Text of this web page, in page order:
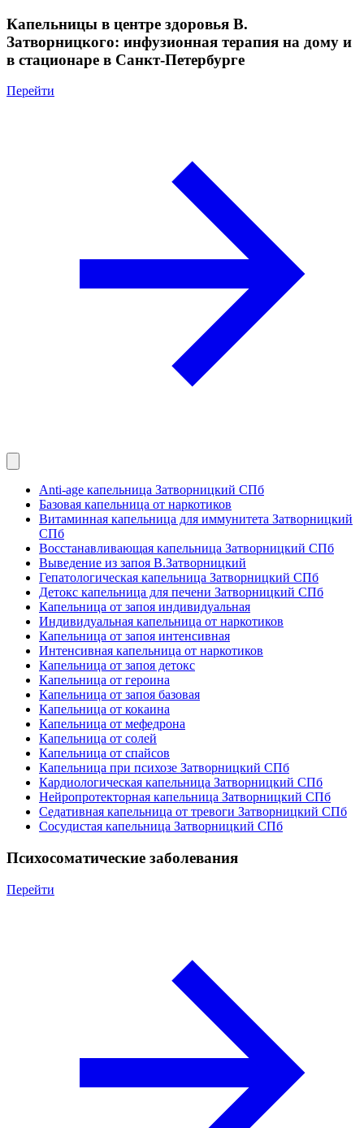
Капельницы в центре здоровья В.
Затворницкого: инфузионная терапия на дому и
в стационаре в Санкт-Петербурге
Перейти
Anti-age капельница Затворницкий СПб
Базовая капельница от наркотиков
Витаминная капельница для иммунитета Затворницкий
СПб
Восстанавливающая капельница Затворницкий СПб
Выведение из запоя В.Затворницкий
Гепатологическая капельница Затворницкий СПб
Детокс капельница для печени Затворницкий СПб
Капельница от запоя индивидуальная
Индивидуальная капельница от наркотиков
Капельница от запоя интенсивная
Интенсивная капельница от наркотиков
Капельница от запоя детокс
Капельница от героина
Капельница от запоя базовая
Капельница от кокаина
Капельница от мефедрона
Капельница от солей
Капельница от спайсов
Капельница при психозе Затворницкий СПб
Кардиологическая капельница Затворницкий СПб
Нейропротекторная капельница Затворницкий СПб
Седативная капельница от тревоги Затворницкий СПб
Сосудистая капельница Затворницкий СПб
Психосоматические заболевания
Перейти